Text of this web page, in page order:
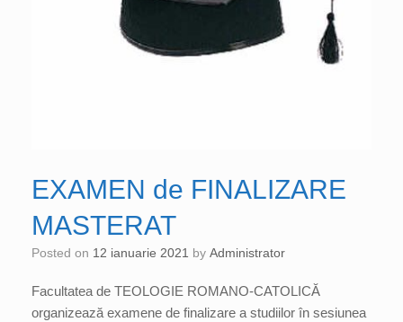
EXAMEN de FINALIZARE
MASTERAT
Posted on 12 ianuarie 2021 by Administrator
Facultatea de TEOLOGIE ROMANO-CATOLICĂ
organizează examene de finalizare a studiilor în sesiunea